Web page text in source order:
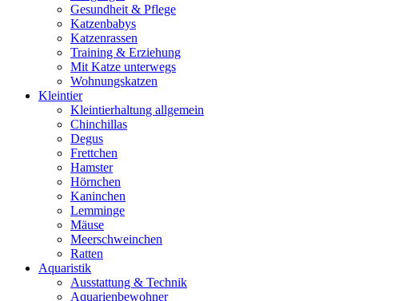
Gesundheit & Pflege
Katzenbabys
Katzenrassen
Training & Erziehung
Mit Katze unterwegs
Wohnungskatzen
Kleintier
Kleintierhaltung allgemein
Chinchillas
Degus
Frettchen
Hamster
Hörnchen
Kaninchen
Lemminge
Mäuse
Meerschweinchen
Ratten
Aquaristik
Ausstattung & Technik
Aquarienbewohner